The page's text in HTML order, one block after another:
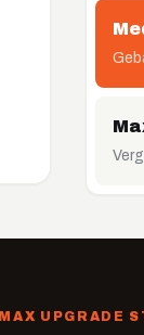
MAX UPGRADE